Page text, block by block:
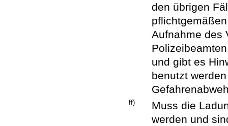
den übrigen
Aufnahme des
und gibt es
benutzt
ff)
Muss die
werden und